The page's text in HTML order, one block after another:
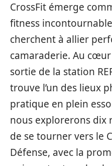
CrossFit émerge
fitness
cherchent à allier
camaraderie. Au
sortie de la station
trouve l’un des lieux
pratique en plein
nous explorerons dix
de se tourner vers le
Défense, avec la